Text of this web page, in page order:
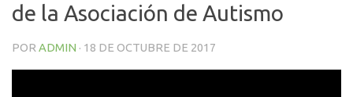
de la Asociación de Autismo
POR ADMIN · 18 DE OCTUBRE DE 2017